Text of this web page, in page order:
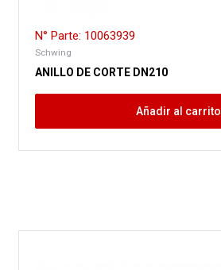
N° Parte: 10063939
Schwing
ANILLO DE CORTE DN210
Añadir al carrito